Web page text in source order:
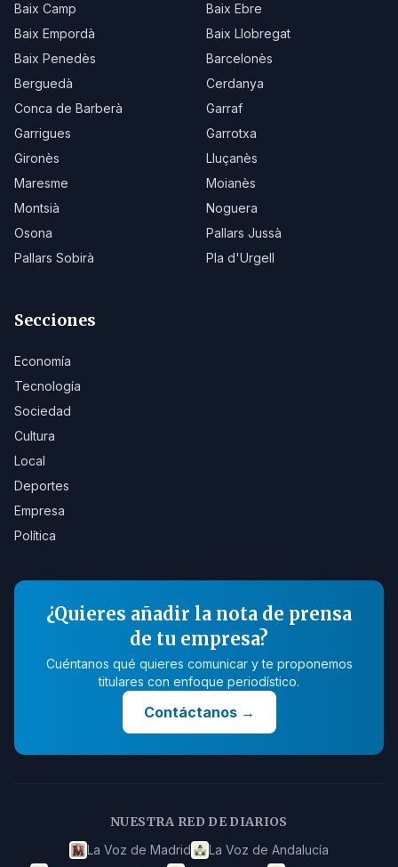
Baix Camp
Baix Ebre
Baix Empordà
Baix Llobregat
Baix Penedès
Barcelonès
Berguedà
Cerdanya
Conca de Barberà
Garraf
Garrigues
Garrotxa
Gironès
Lluçanès
Maresme
Moianès
Montsià
Noguera
Osona
Pallars Jussà
Pallars Sobirà
Pla d'Urgell
Secciones
Economía
Tecnología
Sociedad
Cultura
Local
Deportes
Empresa
Política
¿Quieres añadir la nota de prensa
de tu empresa?
Cuéntanos qué quieres comunicar y te proponemos
titulares con enfoque periodístico.
Contáctanos→
NUESTRA RED DE DIARIOS
La Voz de Madrid
La Voz de Andalucía